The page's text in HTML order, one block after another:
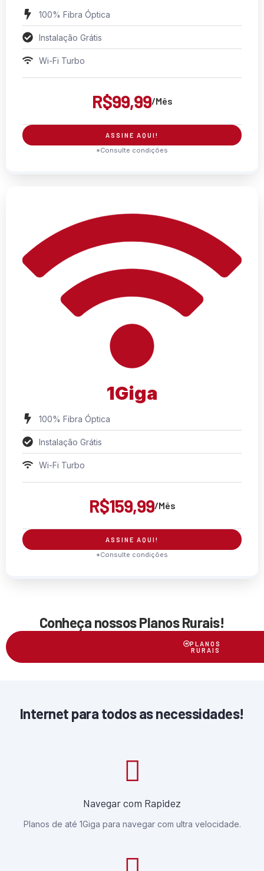
100% Fibra Óptica
Instalação Grátis
Wi-Fi Turbo
R$99,99/Mês
ASSINE AQUI!
*Consulte condições
1Giga
100% Fibra Óptica
Instalação Grátis
Wi-Fi Turbo
R$159,99/Mês
ASSINE AQUI!
*Consulte condições
Conheça nossos Planos Rurais!
PLANOS
RURAIS
Internet para todos as necessidades!
Navegar com Rapidez
Planos de até 1Giga para navegar com ultra velocidade.